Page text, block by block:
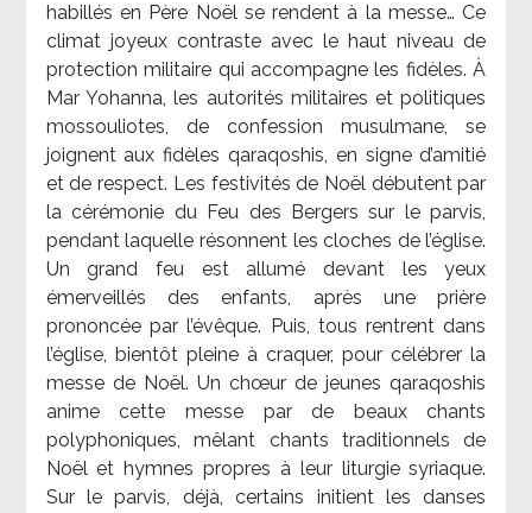
habillés en Père Noël se rendent à la messe… Ce
climat joyeux contraste avec le haut niveau de
protection militaire qui accompagne les fidèles. À
Mar Yohanna, les autorités militaires et politiques
mossouliotes, de confession musulmane, se
joignent aux fidèles qaraqoshis, en signe d’amitié
et de respect. Les festivités de Noël débutent par
la cérémonie du Feu des Bergers sur le parvis,
pendant laquelle résonnent les cloches de l’église.
Un grand feu est allumé devant les yeux
émerveillés des enfants, après une prière
prononcée par l’évêque. Puis, tous rentrent dans
l’église, bientôt pleine à craquer, pour célébrer la
messe de Noël. Un chœur de jeunes qaraqoshis
anime cette messe par de beaux chants
polyphoniques, mêlant chants traditionnels de
Noël et hymnes propres à leur liturgie syriaque.
Sur le parvis, déjà, certains initient les danses